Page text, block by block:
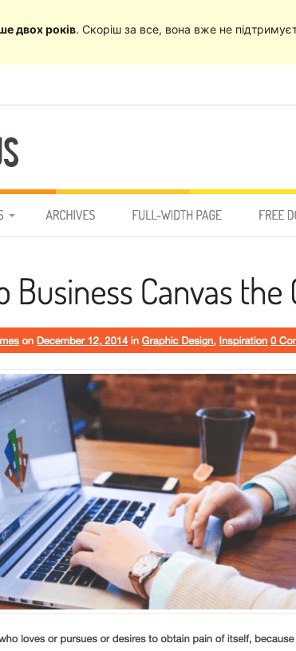
двох років. Скоріш за все, вона вже не